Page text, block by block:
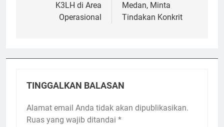
K3LH di Area
Operasional
Medan, Minta
Tindakan Konkrit
TINGGALKAN BALASAN
Alamat email Anda tidak akan dipublikasikan.
Ruas yang wajib ditandai *